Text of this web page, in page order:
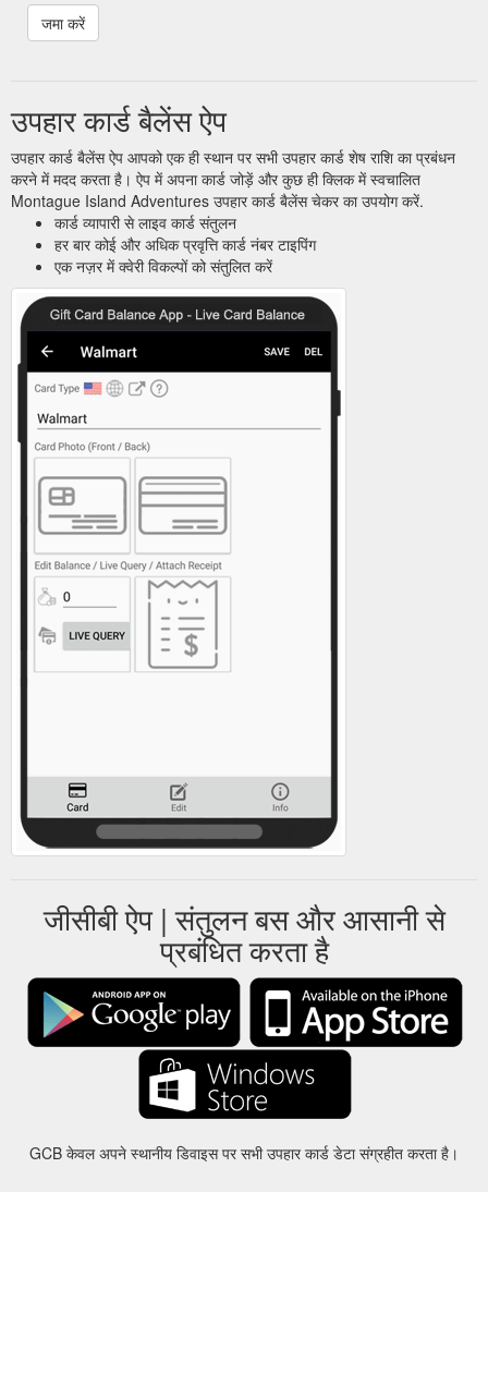
उपहार कार्ड बैलेंस ऐप
उपहार कार्ड बैलेंस ऐप आपको एक ही स्थान पर सभी उपहार कार्ड शेष राशि का प्रबंधन
करने में मदद करता है। ऐप में अपना कार्ड जोड़ें और कुछ ही क्लिक में स्वचालित
Montague Island Adventures उपहार कार्ड बैलेंस चेकर का उपयोग करें.
कार्ड व्यापारी से लाइव कार्ड संतुलन
हर बार कोई और अधिक प्रवृत्ति कार्ड नंबर टाइपिंग
एक नज़र में क्वेरी विकल्पों को संतुलित करें
जीसीबी ऐप | संतुलन बस और आसानी से
प्रबंधित करता है
GCB केवल अपने स्थानीय डिवाइस पर सभी उपहार कार्ड डेटा संग्रहीत करता है।